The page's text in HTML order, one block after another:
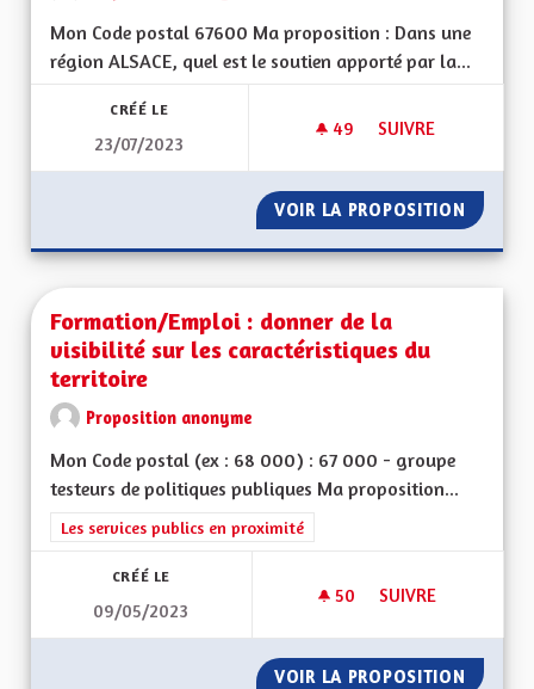
Mon Code postal 67600 Ma proposition : Dans une
région ALSACE, quel est le soutien apporté par la...
CRÉÉ LE
23/07/2023
49 49 ABONNÉS
SUIVRE
VOIR LA PROPOSITION QUEL
Formation/Emploi : donner de la
visibilité sur les caractéristiques du
territoire
Proposition anonyme
Mon Code postal (ex : 68 000) : 67 000 - groupe
testeurs de politiques publiques Ma proposition...
Filtrer les résultats de la catégorie : Les services publics en
Les services publics en proximité
CRÉÉ LE
09/05/2023
50 50 ABONNÉS
SUIVRE
VOIR LA PROPOSITION